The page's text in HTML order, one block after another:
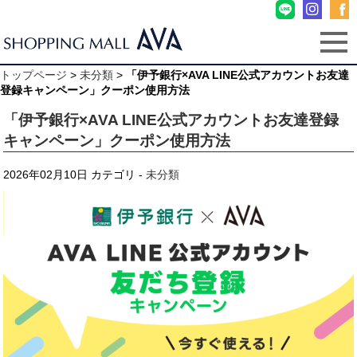
トップページ > 未分類 >
「伊予銀行×AVA LINE公式アカウントお友達
登録キャンペーン」クーポン使用方法
「伊予銀行×AVA LINE公式アカウントお友達登録
キャンペーン」クーポン使用方法
2026年02月10日 カテゴリ -未分類